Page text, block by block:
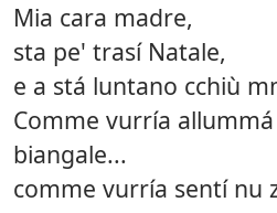
Mia cara madre,
sta pe' trasí Natale,
e a stá luntano cchiù
Comme vurría
biangale...
comme vurría sentí nu